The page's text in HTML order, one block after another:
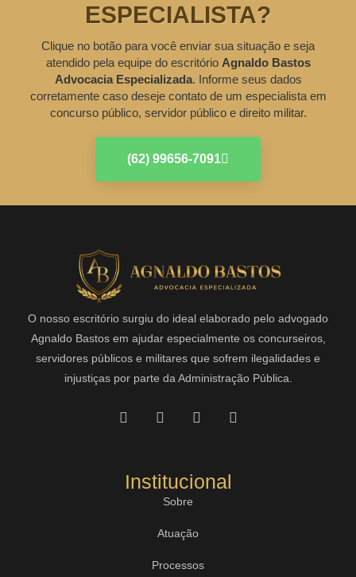
ESPECIALISTA?
Clique no botão para você enviar sua situação e seja
atendido pela equipe do escritório Agnaldo Bastos
Advocacia Especializada. Informe seus dados
corretamente caso deseje contato de um especialista em
concurso público, servidor público e direito militar.
(62) 99656-7091
O nosso escritório surgiu do ideal elaborado pelo advogado
Agnaldo Bastos em ajudar especialmente os concurseiros,
servidores públicos e militares que sofrem ilegalidades e
injustiças por parte da Administração Pública.
Institucional
Sobre
Atuação
Processos